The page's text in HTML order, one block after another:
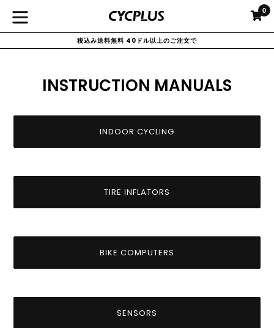
テ
ン
拡
大/
0
税込み送料無料 40ドル以上のご注文で
INSTRUCTION MANUALS
INDOOR CYCLING
TIRE INFLATORS
BIKE COMPUTERS
SENSORS